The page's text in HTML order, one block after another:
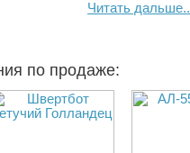
Читать
по продаже: